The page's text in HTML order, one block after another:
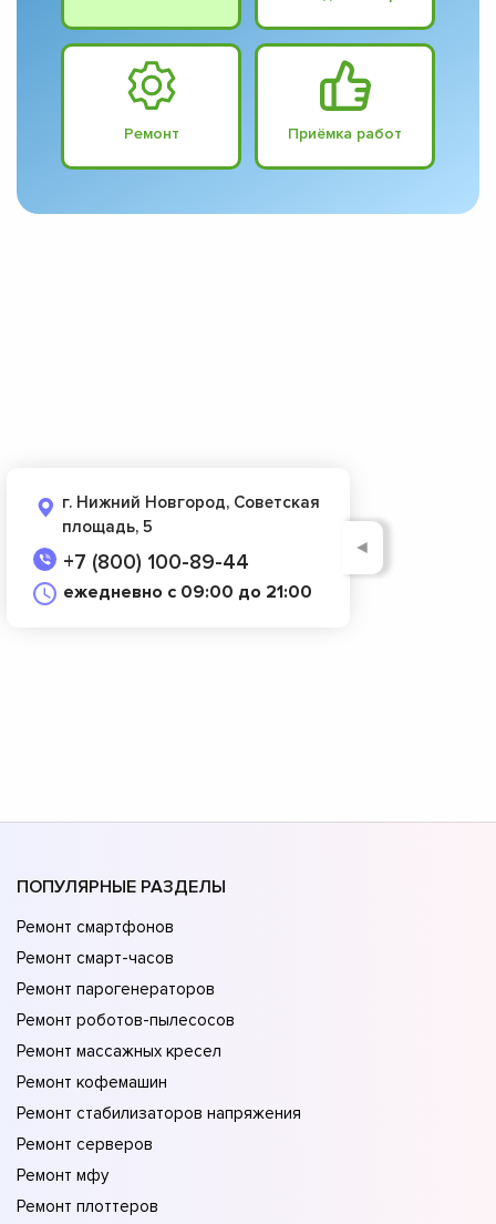
Ремонт Приёмка работ
г. Нижний Новгород, Советская
площадь, 5
+7 (800) 100-89-44
ежедневно с 09:00 до 21:00
◄
ПОПУЛЯРНЫЕ РАЗДЕЛЫ
Ремонт смартфонов
Ремонт смарт-часов
Ремонт парогенераторов
Ремонт роботов-пылесосов
Ремонт массажных кресел
Ремонт кофемашин
Ремонт стабилизаторов напряжения
Ремонт серверов
Ремонт мфу
Ремонт плоттеров